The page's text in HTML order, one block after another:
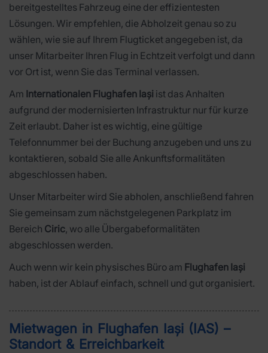
bereitgestelltes Fahrzeug eine der effizientesten
Lösungen. Wir empfehlen, die Abholzeit genau so zu
wählen, wie sie auf Ihrem Flugticket angegeben ist, da
unser Mitarbeiter Ihren Flug in Echtzeit verfolgt und dann
vor Ort ist, wenn Sie das Terminal verlassen.
Am Internationalen Flughafen Iași ist das Anhalten
aufgrund der modernisierten Infrastruktur nur für kurze
Zeit erlaubt. Daher ist es wichtig, eine gültige
Telefonnummer bei der Buchung anzugeben und uns zu
kontaktieren, sobald Sie alle Ankunftsformalitäten
abgeschlossen haben.
Unser Mitarbeiter wird Sie abholen, anschließend fahren
Sie gemeinsam zum nächstgelegenen Parkplatz im
Bereich Ciric, wo alle Übergabeformalitäten
abgeschlossen werden.
Auch wenn wir kein physisches Büro am Flughafen Iași
haben, ist der Ablauf einfach, schnell und gut organisiert.
Mietwagen in Flughafen Iași (IAS) –
Standort & Erreichbarkeit